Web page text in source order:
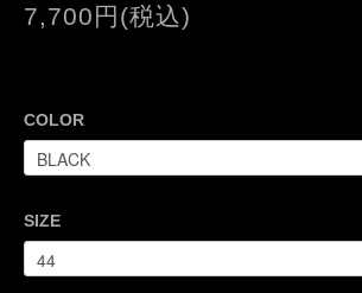
7,700円(税込)
COLOR
SIZE